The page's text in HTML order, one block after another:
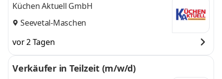
Küchen Aktuell GmbH
Seevetal-Maschen
vor 2 Tagen
Verkäufer in Teilzeit (m/w/d)